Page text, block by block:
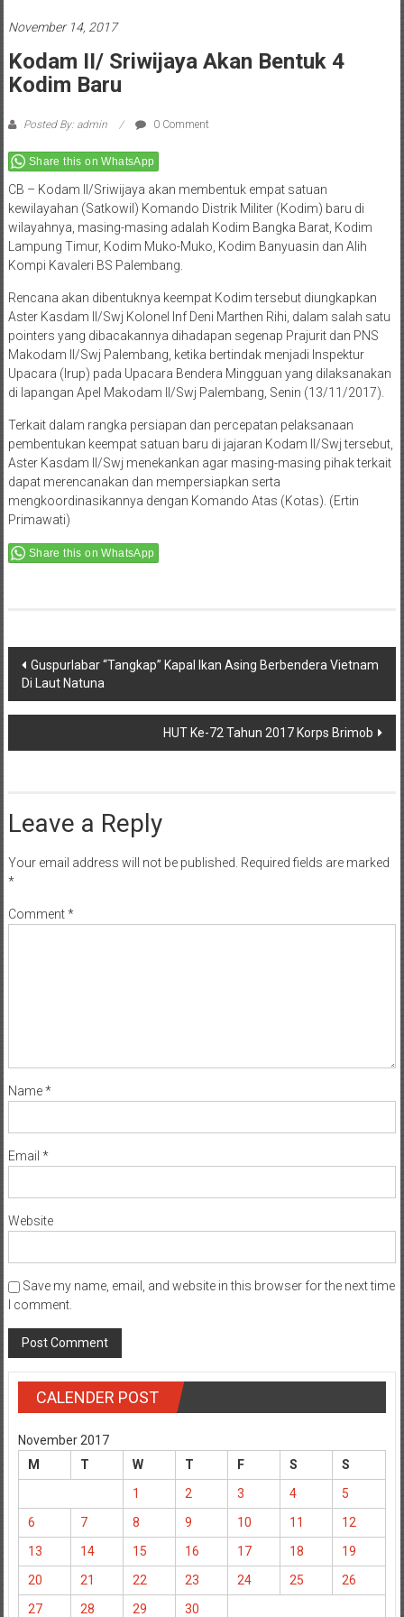
November 14, 2017
Kodam II/ Sriwijaya Akan Bentuk 4
Kodim Baru
Posted By: admin 0 Comment
Share this on WhatsApp
CB – Kodam II/Sriwijaya akan membentuk empat satuan
kewilayahan (Satkowil) Komando Distrik Militer (Kodim) baru di
wilayahnya, masing-masing adalah Kodim Bangka Barat, Kodim
Lampung Timur, Kodim Muko-Muko, Kodim Banyuasin dan Alih
Kompi Kavaleri BS Palembang.
Rencana akan dibentuknya keempat Kodim tersebut diungkapkan
Aster Kasdam II/Swj Kolonel Inf Deni Marthen Rihi, dalam salah satu
pointers yang dibacakannya dihadapan segenap Prajurit dan PNS
Makodam II/Swj Palembang, ketika bertindak menjadi Inspektur
Upacara (Irup) pada Upacara Bendera Mingguan yang dilaksanakan
di lapangan Apel Makodam II/Swj Palembang, Senin (13/11/2017).
Terkait dalam rangka persiapan dan percepatan pelaksanaan
pembentukan keempat satuan baru di jajaran Kodam II/Swj tersebut,
Aster Kasdam II/Swj menekankan agar masing-masing pihak terkait
dapat merencanakan dan mempersiapkan serta
mengkoordinasikannya dengan Komando Atas (Kotas). (Ertin
Primawati)
Share this on WhatsApp
Post
navigation
Guspurlabar “Tangkap” Kapal Ikan Asing Berbendera Vietnam
Di Laut Natuna
HUT Ke-72 Tahun 2017 Korps Brimob
Leave a Reply
Your email address will not be published. Required fields are marked
*
Comment*
Name*
Email *
Website
Save my name, email, and website in this browser for the next time
I comment.
CALENDER POST
November 2017
M
T W T F S
S
1
2 3 4
5
6
7 8 9 10 11
12
13
14 15 16 17 18
19
20
21 22 23 24 25
26
27
28 29 30